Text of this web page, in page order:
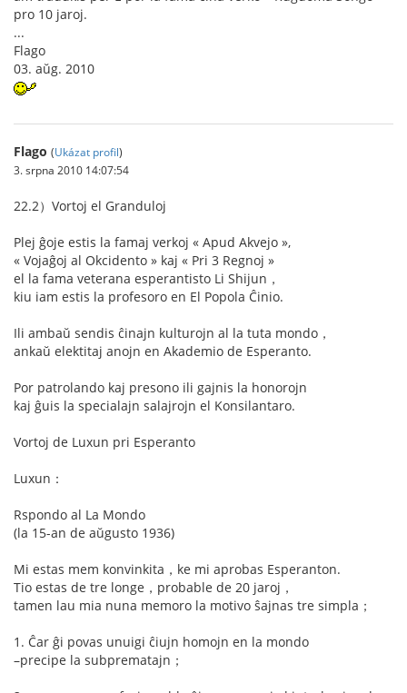
pro 10 jaroj.
...
Flago
03. aŭg. 2010
Flago (Ukázat profil)
3. srpna 2010 14:07:54
22.2）Vortoj el Granduloj
Plej ĝoje estis la famaj verkoj « Apud Akvejo »,
« Vojaĝoj al Okcidento » kaj « Pri 3 Regnoj »
el la fama veterana esperantisto Li Shijun，
kiu iam estis la profesoro en El Popola Ĉinio.
Ili ambaŭ sendis ĉinajn kulturojn al la tuta mondo，
ankaŭ elektitaj anojn en Akademio de Esperanto.
Por patrolando kaj presono ili gajnis la honorojn
kaj ĝuis la specialajn salajrojn el Konsilantaro.
Vortoj de Luxun pri Esperanto
Luxun：
Rspondo al La Mondo
(la 15-an de aŭgusto 1936)
Mi estas mem konvinkita，ke mi aprobas Esperanton.
Tio estas de tre longe，probable de 20 jaroj，
tamen lau mia nuna memoro la motivo ŝajnas tre simpla；
1. Ĉar ĝi povas unuigi ĉiujn homojn en la mondo
–precipe la subprematajn；